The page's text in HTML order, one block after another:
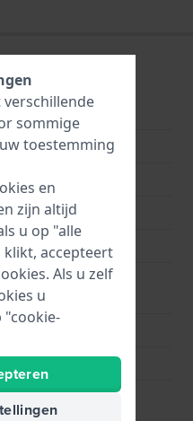
staal
Steel Bracelet
24 mm
mm
met
sommige
toestemming
en
zijn altijd
u op "alle
klikt, accepteert
Als u zelf
u
"cookie-